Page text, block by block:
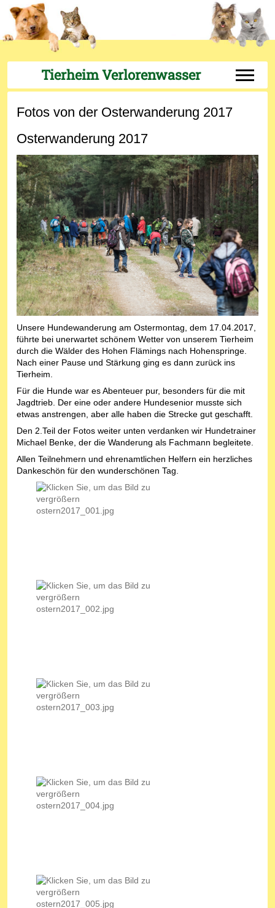
Tierheim Verlorenwasser Off-
Fotos von der Osterwanderung 2017
Osterwanderung 2017
Unsere Hundewanderung am Ostermontag, dem 17.04.2017,
führte bei unerwartet schönem Wetter von unserem Tierheim
durch die Wälder des Hohen Flämings nach Hohenspringe.
Nach einer Pause und Stärkung ging es dann zurück ins
Tierheim.
Für die Hunde war es Abenteuer pur, besonders für die mit
Jagdtrieb. Der eine oder andere Hundesenior musste sich
etwas anstrengen, aber alle haben die Strecke gut geschafft.
Den 2.Teil der Fotos weiter unten verdanken wir Hundetrainer
Michael Benke, der die Wanderung als Fachmann begleitete.
Allen Teilnehmern und ehrenamtlichen Helfern ein herzliches
Dankeschön für den wunderschönen Tag.